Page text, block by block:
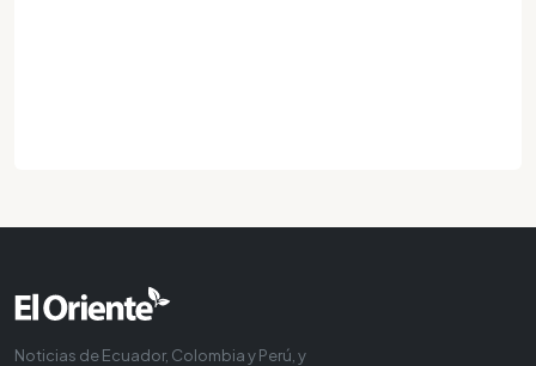
Noticias de Ecuador, Colombia y Perú, y